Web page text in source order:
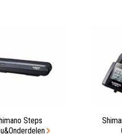
Steps